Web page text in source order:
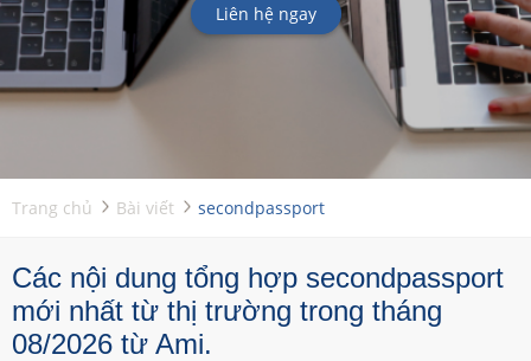
Liên hệ ngay
Trang chủ Bài viết secondpassport
Các nội dung tổng hợp secondpassport
mới nhất từ thị trường trong tháng
08/2026 từ Ami.